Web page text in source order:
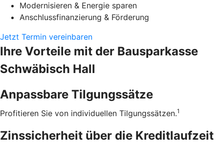
Modernisieren & Energie sparen
Anschlussfinanzierung & Förderung
Jetzt Termin vereinbaren
Ihre Vorteile mit der Bausparkasse
Schwäbisch Hall
Anpassbare Tilgungssätze
Profitieren Sie von individuellen Tilgungssätzen.1
Zinssicherheit über die ­Kreditlaufzeit